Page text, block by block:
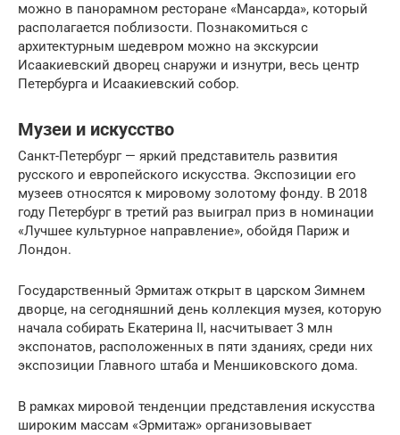
можно в панорамном ресторане «Мансарда», который
располагается поблизости. Познакомиться с
архитектурным шедевром можно на экскурсии
Исаакиевский дворец снаружи и изнутри, весь центр
Петербурга и Исаакиевский собор.
Музеи и искусство
Санкт-Петербург — яркий представитель развития
русского и европейского искусства. Экспозиции его
музеев относятся к мировому золотому фонду. В 2018
году Петербург в третий раз выиграл приз в номинации
«Лучшее культурное направление», обойдя Париж и
Лондон.
Государственный Эрмитаж открыт в царском Зимнем
дворце, на сегодняшний день коллекция музея, которую
начала собирать Екатерина II, насчитывает 3 млн
экспонатов, расположенных в пяти зданиях, среди них
экспозиции Главного штаба и Меншиковского дома.
В рамках мировой тенденции представления искусства
широким массам «Эрмитаж» организовывает